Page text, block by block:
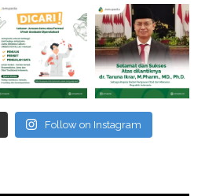
Follow on Instagram